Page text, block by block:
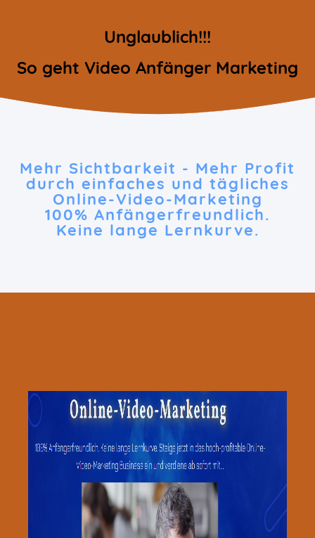
Unglaublich!!!
So geht Video Anfänger Marketing
Mehr Sichtbarkeit - Mehr Profit
durch einfaches und tägliches
Online-Video-Marketing
100% Anfängerfreundlich.
Keine lange Lernkurve.